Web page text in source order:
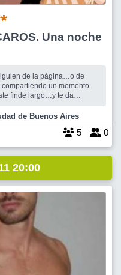
Una noche
de la página…o de
un momento
finde largo…y te da
, Ciudad de Buenos Aires
5 0
20:00